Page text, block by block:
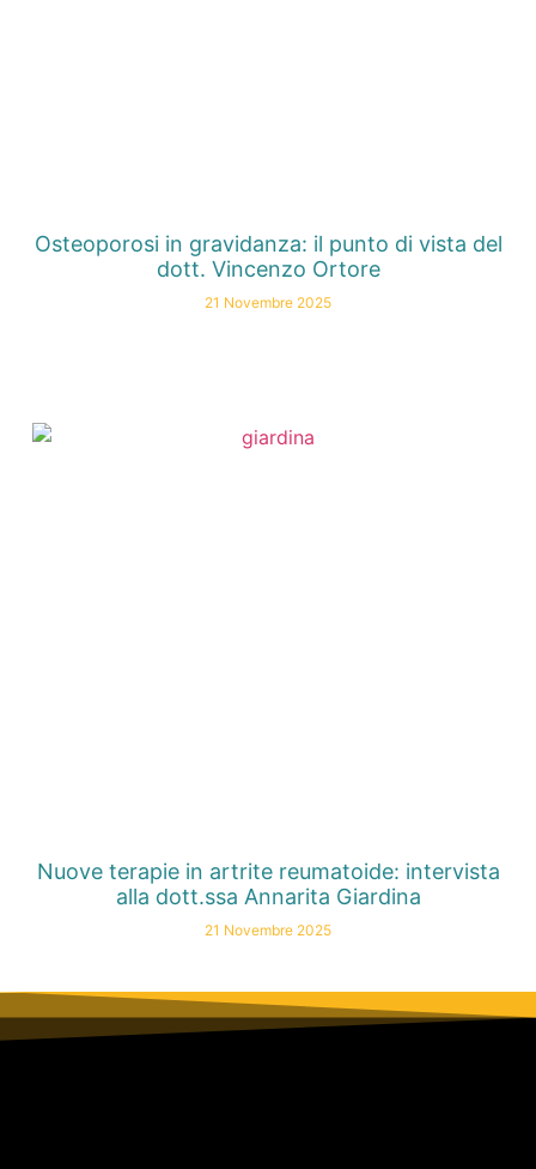
Osteoporosi in gravidanza: il punto di vista del
dott. Vincenzo Ortore
21 Novembre 2025
Nuove terapie in artrite reumatoide: intervista
alla dott.ssa Annarita Giardina
21 Novembre 2025